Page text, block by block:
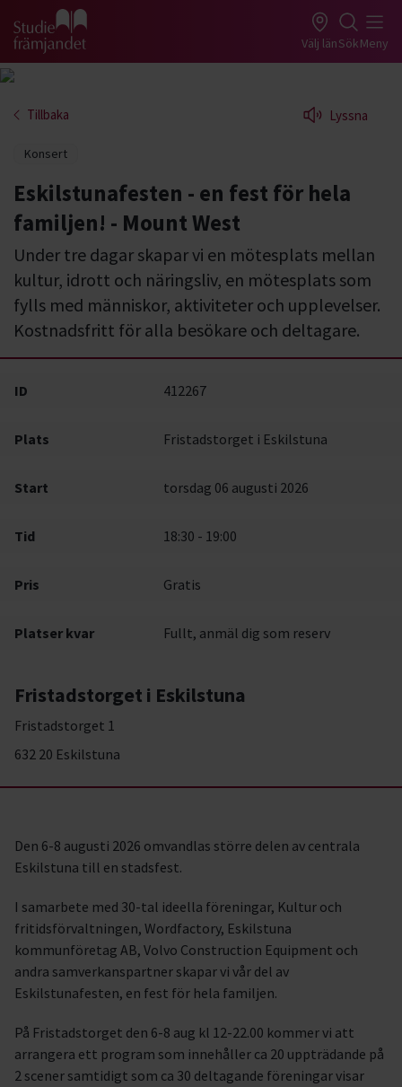
Gå till studiefrämjandets startsida Välj länSökMeny
Tillbaka Lyssna
Konsert
Eskilstunafesten - en fest för hela
familjen! - Mount West
Under tre dagar skapar vi en mötesplats mellan
kultur, idrott och näringsliv, en mötesplats som
fylls med människor, aktiviteter och upplevelser.
Kostnadsfritt för alla besökare och deltagare.
ID 412267
Plats Fristadstorget i Eskilstuna
Start torsdag 06 augusti 2026
Tid 18:30 - 19:00
Pris Gratis
Platser kvar Fullt, anmäl dig som reserv
Fristadstorget i Eskilstuna
Fristadstorget 1
632 20 Eskilstuna
Den 6-8 augusti 2026 omvandlas större delen av centrala
Eskilstuna till en stadsfest.
I samarbete med 30-tal ideella föreningar, Kultur och
fritidsförvaltningen, Wordfactory, Eskilstuna
kommunföretag AB, Volvo Construction Equipment och
andra samverkanspartner skapar vi vår del av
Eskilstunafesten, en fest för hela familjen.
På Fristadstorget den 6-8 aug kl 12-22.00 kommer vi att
arrangera ett program som innehåller ca 20 uppträdande på
2 scener samtidigt som ca 30 deltagande föreningar visar